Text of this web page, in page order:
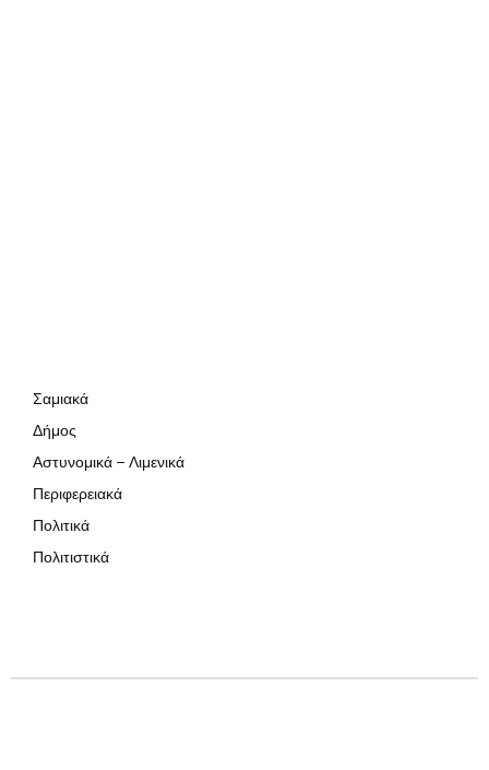
Σαμιακά
Δήμος
Αστυνομικά – Λιμενικά
Περιφερειακά
Πολιτικά
Πολιτιστικά